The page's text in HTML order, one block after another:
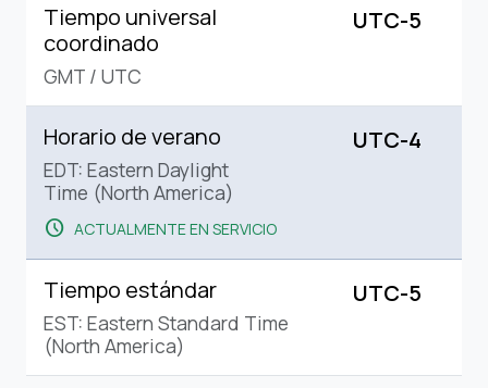
Tiempo universal
coordinado
GMT / UTC
UTC-5
Horario de verano
EDT: Eastern Daylight
Time (North America)
schedule ACTUALMENTE EN SERVICIO
UTC-4
Tiempo estándar
EST: Eastern Standard Time
(North America)
UTC-5